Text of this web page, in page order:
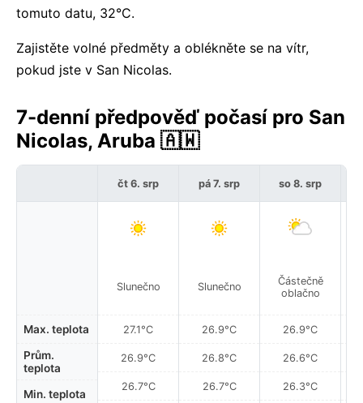
tomuto datu, 32°C.
Zajistěte volné předměty a oblékněte se na vítr,
pokud jste v San Nicolas.
7-denní předpověď počasí pro San
Nicolas, Aruba 🇦🇼
Max. teplota
Prům.
teplota
Min. teplota
čt 6. srp
Slunečno
27.1°C
26.9°C
26.7°C
pá 7. srp
Slunečno
26.9°C
26.8°C
26.7°C
so 8. srp
Částečně
oblačno
26.9°C
26.6°C
26.3°C